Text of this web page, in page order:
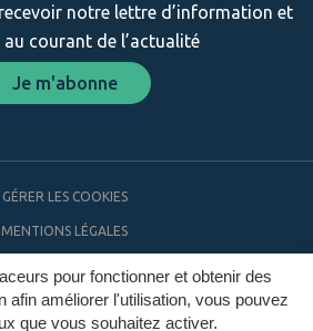
pour fonctionner et obtenir des
afin améliorer l'utilisation, vous pouvez
que vous souhaitez activer.
notre lettre d’information et
courant de l’actualité
Je m'abonne
GÉRER LES COOKIES
MENTIONS LÉGALES
ACCESSIBILITÉ